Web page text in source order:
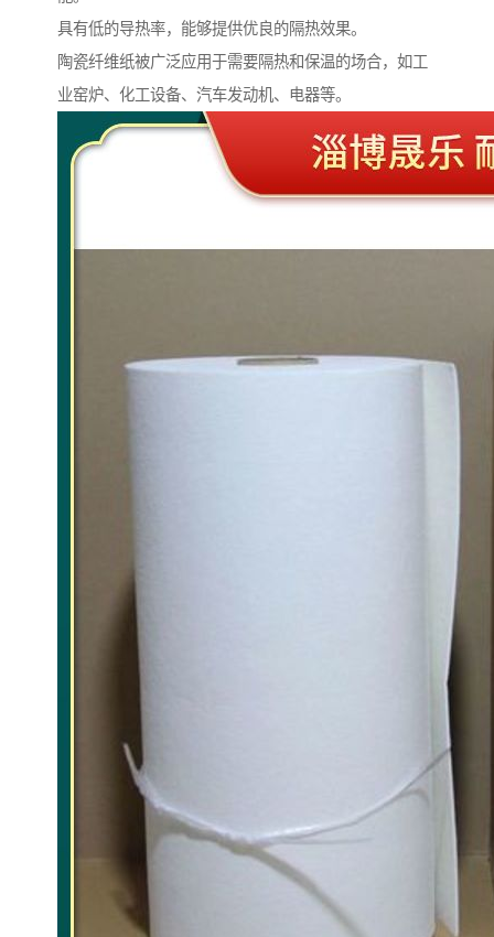
具有低的导热率，能够提供优良的隔热效果。
陶瓷纤维纸被广泛应用于需要隔热和保温的场合，如工
业窑炉、化工设备、汽车发动机、电器等。